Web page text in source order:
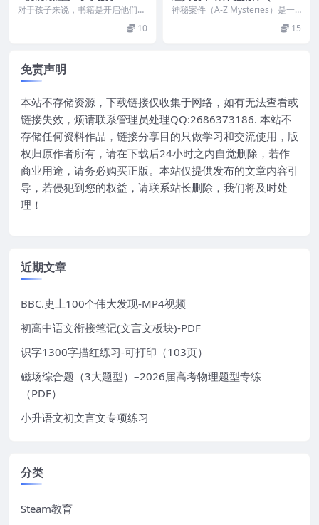
级全十二册284个视频教程
对于孩子来说，书籍是开启他们智
慧大门的钥匙，也是他们了解和拓
10
ysteries）26本PDF资料+音
神秘案件（A-Z Mysteries）是一
套经典英语初章推理小说，全套26
15
免责声明
本站不存储资源，下载链接仅收集于网络，如有无法查看或
链接失效，烦请联系管理员处理QQ:2686373186. 本站不
存储任何资料作品，链接分享目的只做学习和交流使用，版
权归原作者所有，请在下载后24小时之内自觉删除，若作
商业用途，请务必购买正版。本站仅提供发布的文章内容引
导，若侵犯到您的权益，请联系站长删除，我们将及时处
理！
近期文章
BBC.史上100个伟大发现-MP4视频
初高中语文衔接笔记(文言文板块)-PDF
识字1300字描红练习-可打印（103页）
磁场综合题（3大题型）–2026届高考物理题型专练
（PDF）
小升语文初文言文专项练习
分类
Steam教育